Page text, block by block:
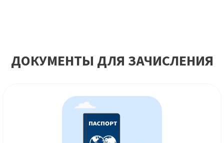
ДОКУМЕНТЫ ДЛЯ ЗАЧИСЛЕНИЯ